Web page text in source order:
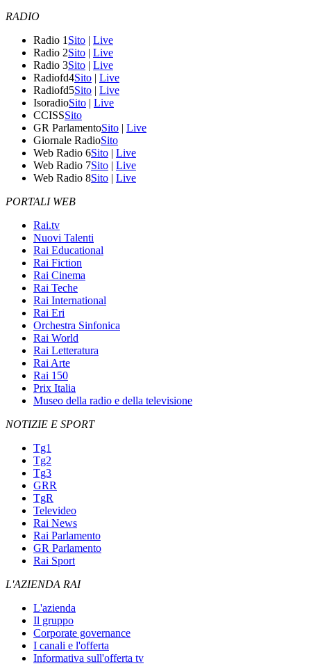
RADIO
Radio 1 Sito | Live
Radio 2Sito | Live
Radio 3Sito | Live
Radiofd4Sito | Live
Radiofd5Sito | Live
IsoradioSito | Live
CCISSSito
GR ParlamentoSito | Live
Giornale RadioSito
Web Radio 6Sito | Live
Web Radio 7Sito | Live
Web Radio 8Sito | Live
PORTALI WEB
Rai.tv
Nuovi Talenti
Rai Educational
Rai Fiction
Rai Cinema
Rai Teche
Rai International
Rai Eri
Orchestra Sinfonica
Rai World
Rai Letteratura
Rai Arte
Rai 150
Prix Italia
Museo della radio e della televisione
NOTIZIE E SPORT
Tg1
Tg2
Tg3
GRR
TgR
Televideo
Rai News
Rai Parlamento
GR Parlamento
Rai Sport
L'AZIENDA RAI
L'azienda
Il gruppo
Corporate governance
I canali e l'offerta
Informativa sull'offerta tv